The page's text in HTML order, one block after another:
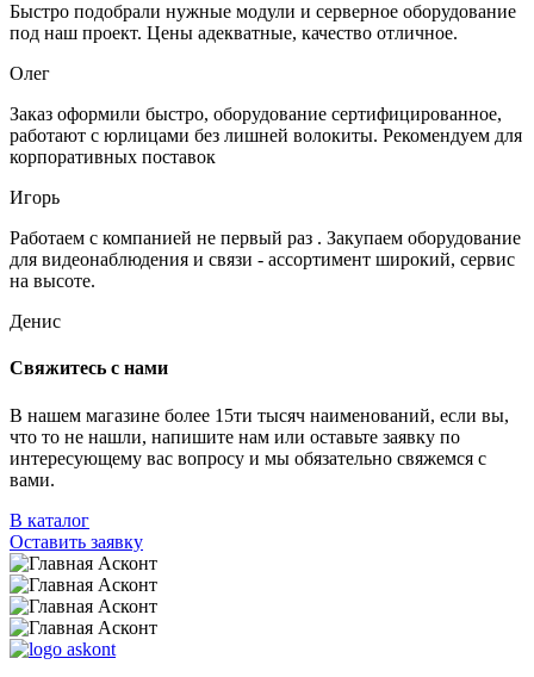
Быстро подобрали нужные модули и серверное оборудование
под наш проект. Цены адекватные, качество отличное.
Олег
Заказ оформили быстро, оборудование сертифицированное,
работают с юрлицами без лишней волокиты. Рекомендуем для
корпоративных поставок
Игорь
Работаем с компанией не первый раз . Закупаем оборудование
для видеонаблюдения и связи - ассортимент широкий, сервис
на высоте.
Денис
Свяжитесь с нами
В нашем магазине более 15ти тысяч наименований, если вы,
что то не нашли, напишите нам или оставьте заявку по
интересующему вас вопросу и мы обязательно свяжемся с
вами.
В каталог
Оставить заявку